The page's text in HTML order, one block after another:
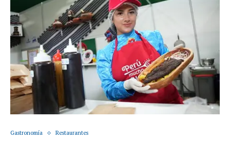
Gastronomía Restaurantes